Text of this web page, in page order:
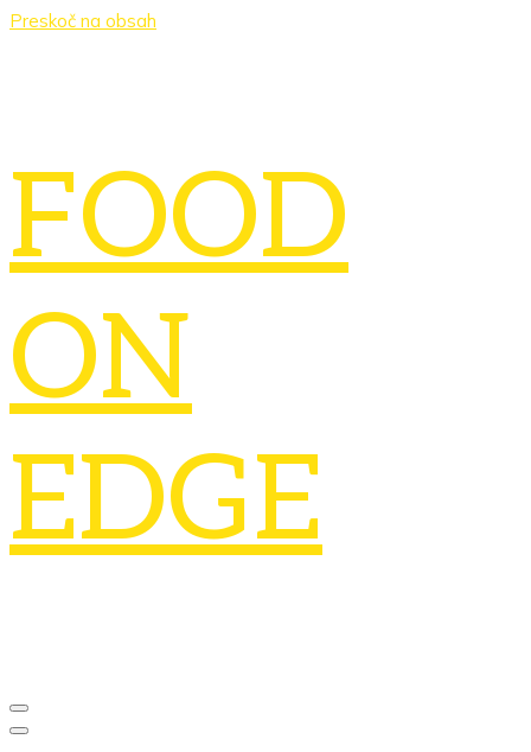
Preskoč na obsah
FOOD
ON
EDGE